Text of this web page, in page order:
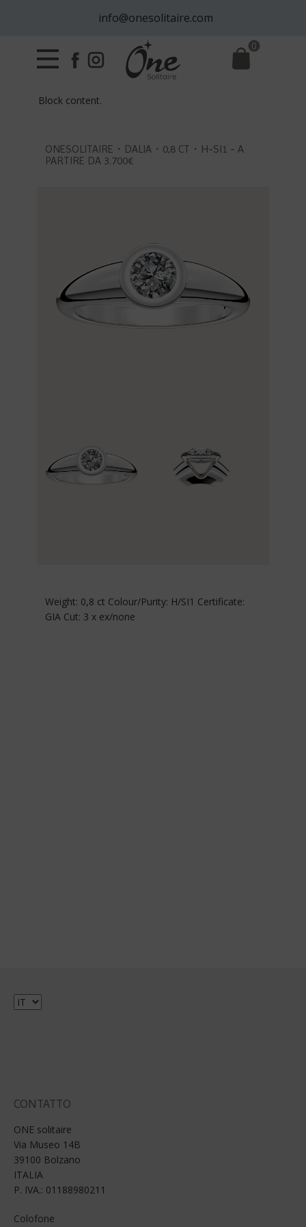
info@onesolitaire.com
0
Block content.
ONESOLITAIRE・DALIA・0,8 CT・H-SI1 - A
PARTIRE DA 3.700€
Weight: 0,8 ct Colour/Purity: H/SI1 Certificate:
GIA Cut: 3 x ex/none
Scegli
CONTATTO
ONE solitaire
Via Museo 14B
39100 Bolzano
ITALIA
P. IVA.: 01188980211
Colofone